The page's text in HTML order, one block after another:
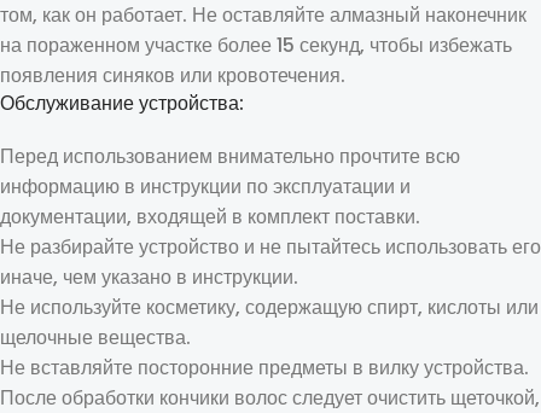
том, как он работает. Не оставляйте алмазный наконечник
на пораженном участке более 15 секунд, чтобы избежать
появления синяков или кровотечения.
Обслуживание устройства:
Перед использованием внимательно прочтите всю
информацию в инструкции по эксплуатации и
документации, входящей в комплект поставки.
Не разбирайте устройство и не пытайтесь использовать его
иначе, чем указано в инструкции.
Не используйте косметику, содержащую спирт, кислоты или
щелочные вещества.
Не вставляйте посторонние предметы в вилку устройства.
После обработки кончики волос следует очистить щеточкой,